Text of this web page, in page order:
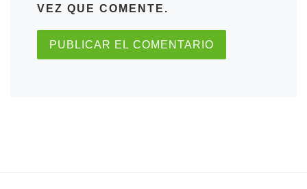
VEZ QUE COMENTE.